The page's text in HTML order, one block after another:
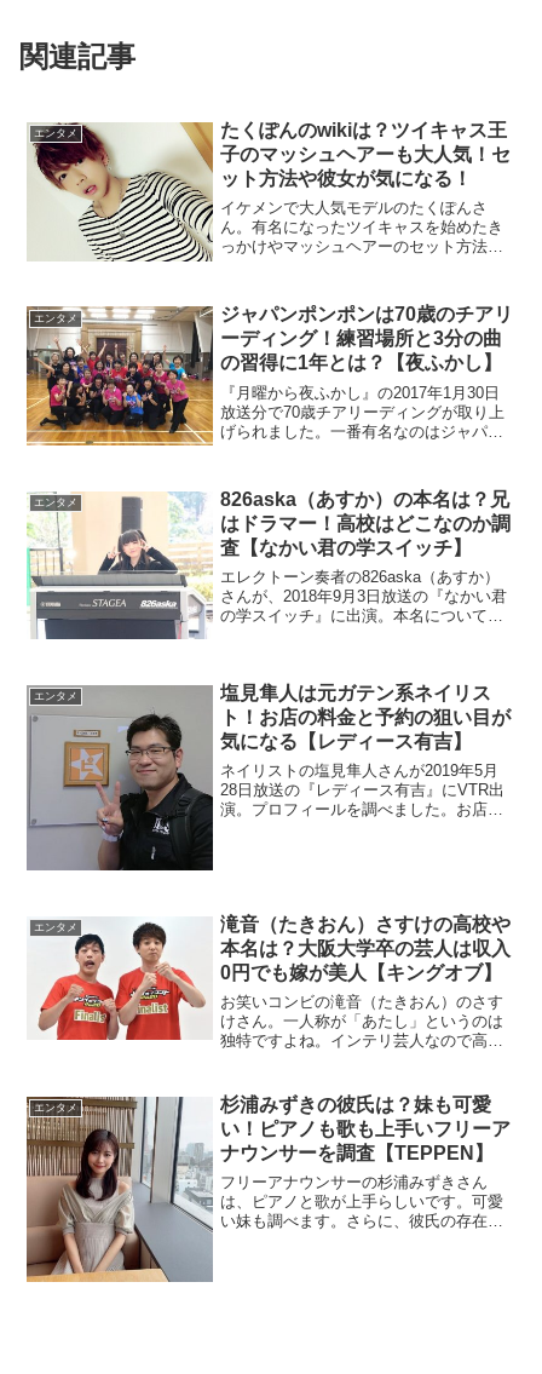
関連記事
エンタメ
たくぽんのwikiは？ツイキャス王
子のマッシュヘアーも大人気！セ
ット方法や彼女が気になる！
イケメンで大人気モデルのたくぽんさ
ん。有名になったツイキャスを始めたき
っかけやマッシュヘアーのセット方法な
エンタメ
ジャパンポンポンは70歳のチアリ
ーディング！練習場所と3分の曲
の習得に1年とは？【夜ふかし】
『月曜から夜ふかし』の2017年1月30日
放送分で70歳チアリーディングが取り上
げられました。一番有名なのはジャパン
チャックします。また練習場所も探して
ます。
エンタメ
826aska（あすか）の本名は？兄
はドラマー！高校はどこなのか調
査【なかい君の学スイッチ】
エレクトーン奏者の826aska（あすか）
さんが、2018年9月3日放送の『なかい君
の学スイッチ』に出演。本名について調
エンタメ
塩見隼人は元ガテン系ネイリス
ト！お店の料金と予約の狙い目が
気になる【レディース有吉】
ネイリストの塩見隼人さんが2019年5月
28日放送の『レディース有吉』にVTR出
演。プロフィールを調べました。お店を
エンタメ
滝音（たきおん）さすけの高校や
本名は？大阪大学卒の芸人は収入
0円でも嫁が美人【キングオブ】
お笑いコンビの滝音（たきおん）のさす
けさん。一人称が「あたし」というのは
独特ですよね。インテリ芸人なので高校
エンタメ
杉浦みずきの彼氏は？妹も可愛
い！ピアノも歌も上手いフリーア
ナウンサーを調査【TEPPEN】
フリーアナウンサーの杉浦みずきさん
は、ピアノと歌が上手らしいです。可愛
い妹も調べます。さらに、彼氏の存在も